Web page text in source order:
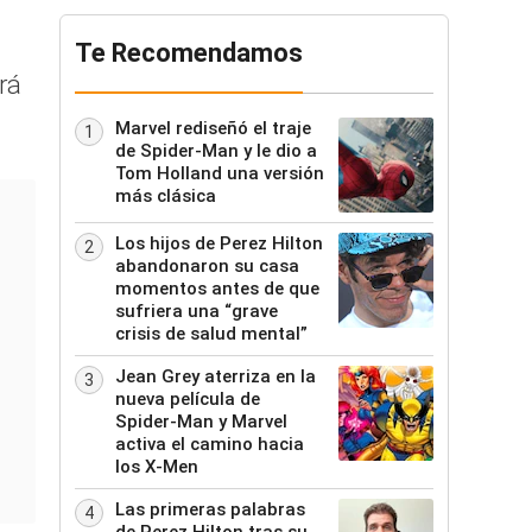
Te Recomendamos
1
Marvel rediseñó el traje
de Spider-Man y le dio a
Tom Holland una versión
más clásica
2
Los hijos de Perez Hilton
abandonaron su casa
momentos antes de que
sufriera una “grave
crisis de salud mental”
3
Jean Grey aterriza en la
nueva película de
Spider-Man y Marvel
activa el camino hacia
los X-Men
4
Las primeras palabras